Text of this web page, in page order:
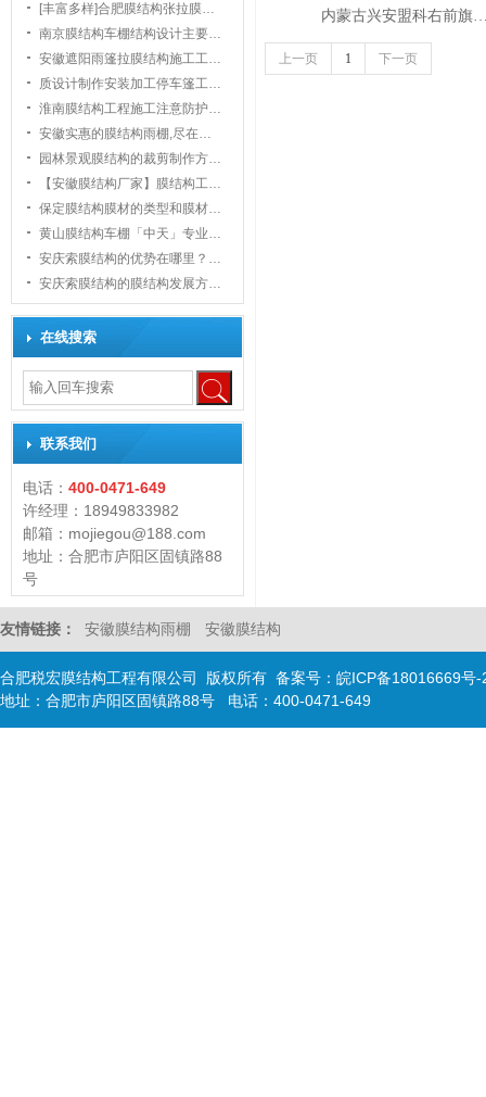
[丰富多样]合肥膜结构张拉膜…
南京膜结构车棚结构设计主要…
安徽遮阳雨篷拉膜结构施工工…
质设计制作安装加工停车篷工…
淮南膜结构工程施工注意防护…
安徽实惠的膜结构雨棚,尽在…
园林景观膜结构的裁剪制作方…
【安徽膜结构厂家】膜结构工…
保定膜结构膜材的类型和膜材…
黄山膜结构车棚「中天」专业…
安庆索膜结构的优势在哪里？…
安庆索膜结构的膜结构发展方…
在线搜索
联系我们
电话： 400-0471-649
许经理：18949833982
邮箱：mojiegou@188.com
地址：合肥市庐阳区固镇路88
号
内蒙古兴安盟科右前旗
上一页 1 下一页
友情链接： 安徽膜结构雨棚 安徽膜结构
合肥税宏膜结构工程有限公司 版权所有 备案号： 皖ICP备18016669号-
地址：合肥市庐阳区固镇路88号 电话：400-0471-649